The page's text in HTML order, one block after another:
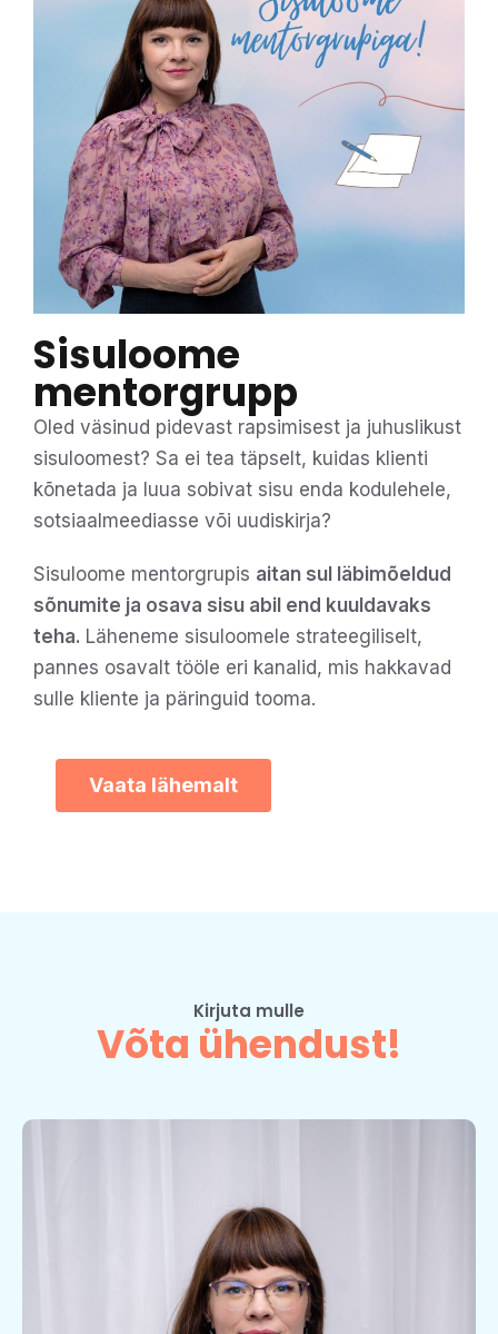
Sisuloome
mentorgrupp
Oled väsinud pidevast rapsimisest ja juhuslikust
sisuloomest? Sa ei tea täpselt, kuidas klienti
kõnetada ja luua sobivat sisu enda kodulehele,
sotsiaalmeediasse või uudiskirja?
Sisuloome mentorgrupis aitan sul läbimõeldud
sõnumite ja osava sisu abil end kuuldavaks
teha. Läheneme sisuloomele strateegiliselt,
pannes osavalt tööle eri kanalid, mis hakkavad
sulle kliente ja päringuid tooma.
Vaata lähemalt
Kirjuta mulle
Võta ühendust!